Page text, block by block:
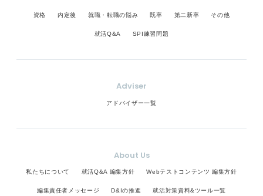
資格 内定後 就職・転職の悩み 既卒 第二新卒 その他
就活Q&A SPI練習問題
Adviser
アドバイザー一覧
About Us
私たちについて 就活Q&A 編集方針 Webテストコンテンツ 編集方針
編集責任者メッセージ D&Iの推進 就活対策資料&ツール一覧